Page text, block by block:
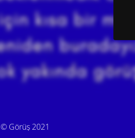
© Görüş 2021